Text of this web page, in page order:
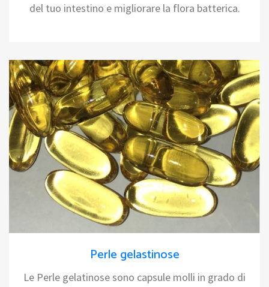
del tuo intestino e migliorare la flora batterica.
Perle gelastinose
Le Perle gelatinose sono capsule molli in grado di